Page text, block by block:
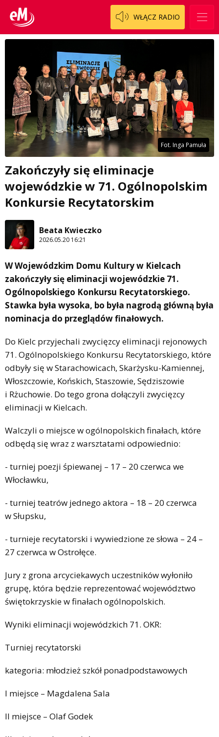
WŁĄCZ RADIO
Fot. Inga Pamuła
Zakończyły się eliminacje
wojewódzkie w 71. Ogólnopolskim
Konkursie Recytatorskim
Beata Kwieczko
2026.05.20 16:21
W Wojewódzkim Domu Kultury w Kielcach
zakończyły się eliminacji wojewódzkie 71.
Ogólnopolskiego Konkursu Recytatorskiego.
Stawka była wysoka, bo była nagrodą główną była
nominacja do przeglądów finałowych.
Do Kielc przyjechali zwycięzcy eliminacji rejonowych
71. Ogólnopolskiego Konkursu Recytatorskiego, które
odbyły się w Starachowicach, Skarżysku-Kamiennej,
Włoszczowie, Końskich, Staszowie, Sędziszowie
i Rżuchowie. Do tego grona dołączyli zwycięzcy
eliminacji w Kielcach.
Walczyli o miejsce w ogólnopolskich finałach, które
odbędą się wraz z warsztatami odpowiednio:
- turniej poezji śpiewanej – 17 – 20 czerwca we
Włocławku,
- turniej teatrów jednego aktora – 18 – 20 czerwca
w Słupsku,
- turnieje recytatorski i wywiedzione ze słowa – 24 –
27 czerwca w Ostrołęce.
Jury z grona arcyciekawych uczestników wyłoniło
grupę, która będzie reprezentować województwo
świętokrzyskie w finałach ogólnopolskich.
Wyniki eliminacji wojewódzkich 71. OKR:
Turniej recytatorski
kategoria: młodzież szkół ponadpodstawowych
I miejsce – Magdalena Sala
II miejsce – Olaf Godek